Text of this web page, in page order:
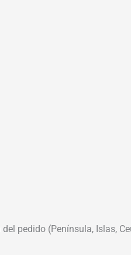
pedido (Península, Islas,